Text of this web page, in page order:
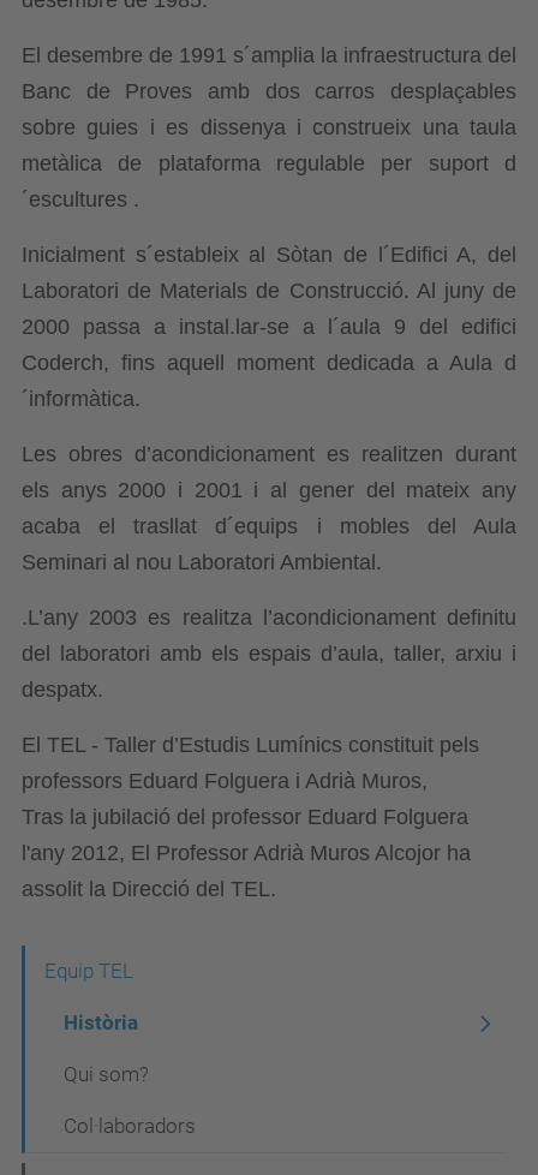
El desembre de 1991 s´amplia la infraestructura del
Banc de Proves amb dos carros desplaçables
sobre guies i es dissenya i construeix una taula
metàlica de plataforma regulable per suport d
´escultures .
Inicialment s´estableix al Sòtan de l´Edifici A, del
Laboratori de Materials de Construcció. Al juny de
2000
passa a instal.lar-se a l´aula 9 del edifici
Coderch, fins aquell moment dedicada a Aula d
´informàtica.
Les obres d’acondicionament es realitzen durant
els anys 2000 i 2001 i al gener del mateix any
acaba el trasllat d´equips i mobles del Aula
Seminari al nou Laboratori Ambiental.
.L’any 2003 es realitza l’acondicionament definitu
del laboratori amb els espais d’aula, taller, arxiu i
despatx.
El TEL - Taller d’Estudis Lumínics constituit pels
professors Eduard Folguera i Adrià Muros,
Tras la jubilació del professor Eduard Folguera
l'any 2012, El Professor Adrià Muros Alcojor ha
assolit la Direcció del TEL.
Equip TEL
Història
Qui som?
Col·laboradors